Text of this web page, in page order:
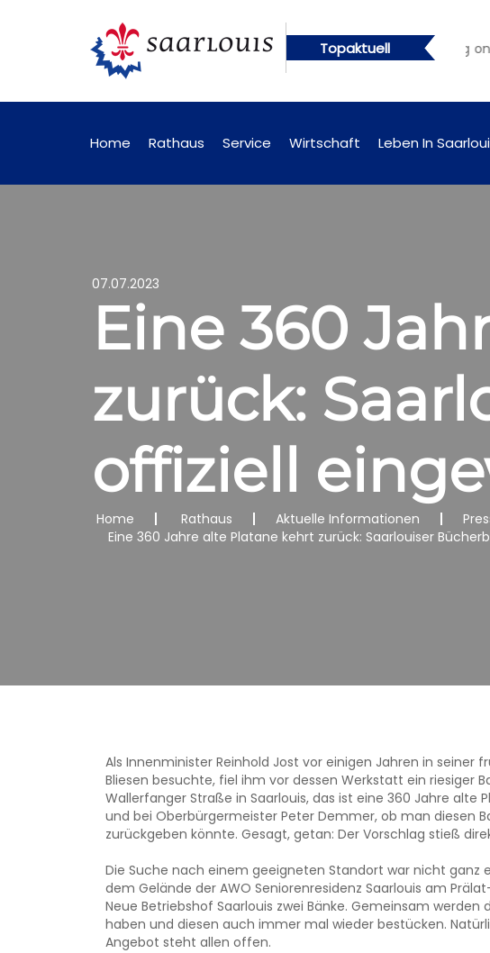
Topaktuell
Öffentliche Bekanntmachungen künftig online abrufbar
Home Rathaus Service Wirtschaft Leben In
07.07.2023
Eine 360
zurück:
offiziell
Home Rathaus Aktuelle Informationen
Eine 360 Jahre alte Platane kehrt zurück: Saarlouiser
Als Innenminister Reinhold Jost vor einigen Jahren in
Bliesen besuchte, fiel ihm vor dessen Werkstatt ein riesiger
Wallerfanger Straße in Saarlouis, das ist eine 360 Jahre alte
und bei Oberbürgermeister Peter Demmer, ob man diesen
zurückgeben könnte. Gesagt, getan: Der Vorschlag stieß
Die Suche nach einem geeigneten Standort war nicht
dem Gelände der AWO Seniorenresidenz Saarlouis am
Neue Betriebshof Saarlouis zwei Bänke. Gemeinsam
haben und diesen auch immer mal wieder bestücken.
Angebot steht allen offen.